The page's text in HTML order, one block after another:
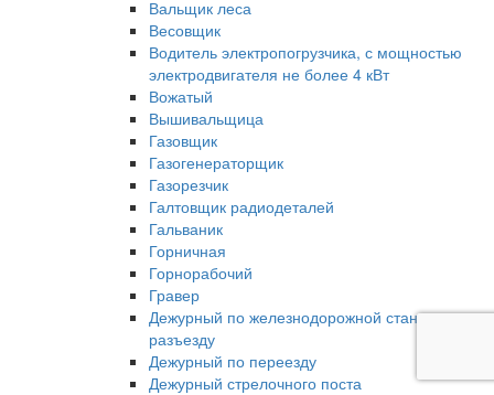
Вальщик леса
Весовщик
Водитель электропогрузчика, с мощностью
электродвигателя не более 4 кВт
Вожатый
Вышивальщица
Газовщик
Газогенераторщик
Газорезчик
Галтовщик радиодеталей
Гальваник
Горничная
Горнорабочий
Гравер
Дежурный по железнодорожной станции,
разъезду
Дежурный по переезду
Дежурный стрелочного поста